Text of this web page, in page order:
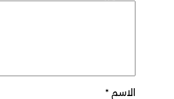
الاسم *